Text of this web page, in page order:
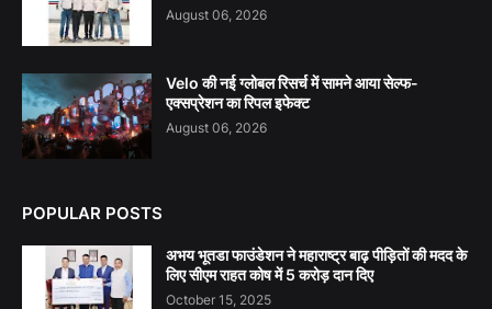
August 06, 2026
Velo की नई ग्लोबल रिसर्च में सामने आया सेल्फ-
एक्सप्रेशन का रिपल इफेक्ट
August 06, 2026
POPULAR POSTS
अभय भूतडा फाउंडेशन ने महाराष्ट्र बाढ़ पीड़ितों की मदद के
लिए सीएम राहत कोष में 5 करोड़ दान दिए
October 15, 2025